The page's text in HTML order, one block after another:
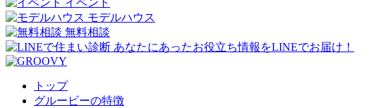
イベント
モデルハウス
無料相談
トップ
グルービーの特徴